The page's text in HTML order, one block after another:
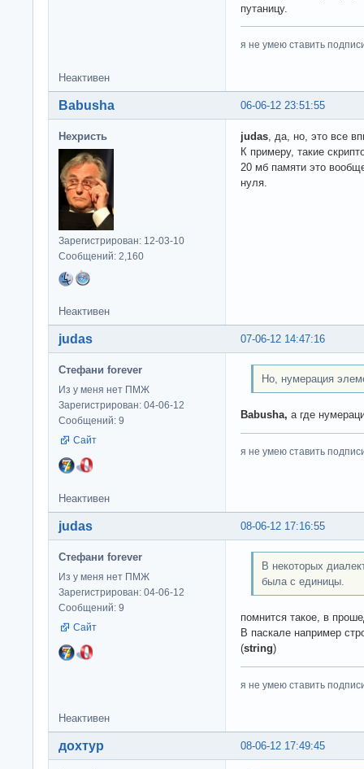
путаницу.
я не умею ставить
Неактивен
06-06-12 23:51:55
Babusha
Нехристь
Зарегистрирован: 12-03-10
Сообщений: 2,160
judas, да, но, это все
К примеру, такие
20 мб памяти это
нуля.
Неактивен
07-06-12 14:47:16
judas
Стефани forever
Из у меня нет ПМЖ
Зарегистрирован: 04-06-12
Сообщений: 9
Сайт
Но, нумерация
Babusha, а где
я не умею ставить
Неактивен
08-06-12 17:16:55
judas
Стефани forever
Из у меня нет ПМЖ
Зарегистрирован: 04-06-12
Сообщений: 9
Сайт
В некоторых
была с единицы.
помнится такое, в
В паскале например
(string)
я не умею ставить
Неактивен
08-06-12 17:49:45
дохтур